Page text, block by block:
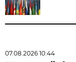
07.08.2026 10:44